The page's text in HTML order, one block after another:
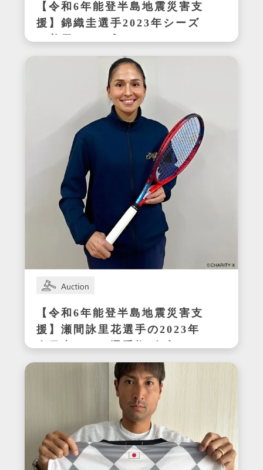
【令和6年能登半島地震災害支
援】錦織圭選手2023年シーズ
ン着用サイン入りテニスシュ
ーズ
【令和6年能登半島地震災害支
援】瀬間詠里花選手の2023年
全日本テニス選手権ダブルス
優勝時サイン入りラケット